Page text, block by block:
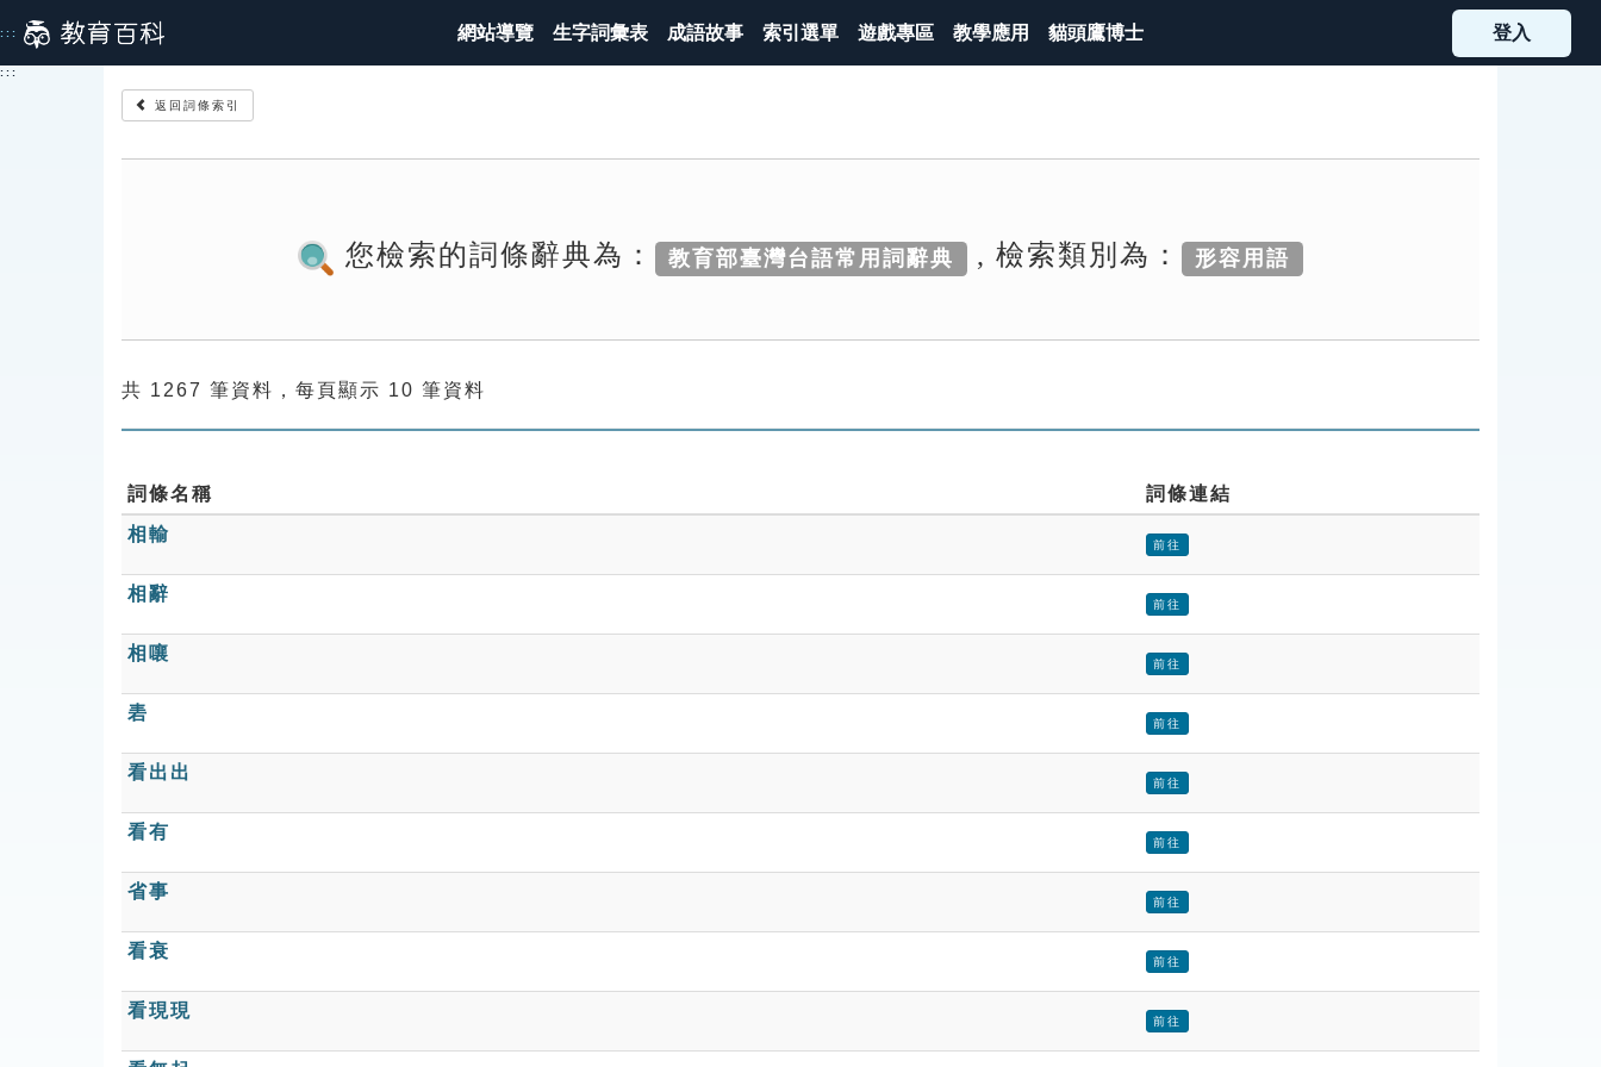
到
主
::: 網站導覽 生字詞彙表 成語故事 索引選單 遊戲專區 教學應用 貓頭鷹博士 登入
:::
返回詞條索引
您檢索的詞條辭典為： 教育部臺灣台語常用詞辭典 , 檢索類別為： 形容用語
共 1267 筆資料，每頁顯示 10 筆資料
詞條名稱
詞條連結
相輸
前往
相辭
前往
相嚷
前往
砉
前往
看出出
前往
看有
前往
省事
前往
看衰
前往
看現現
前往